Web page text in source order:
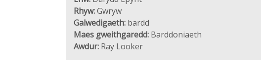
Rhyw:Gwryw
Galwedigaeth: bardd
Maes gweithgaredd: Barddoniaeth
Awdur: Ray Looker